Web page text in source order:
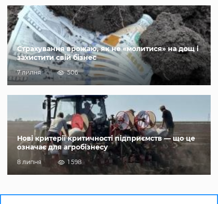
Страхування врожаю, як не «молитися» на дощ і
захистити свій бізнес
7 липня 506
Нові критерії критичності підприємств — що це
означає для агробізнесу
8 липня 1 598